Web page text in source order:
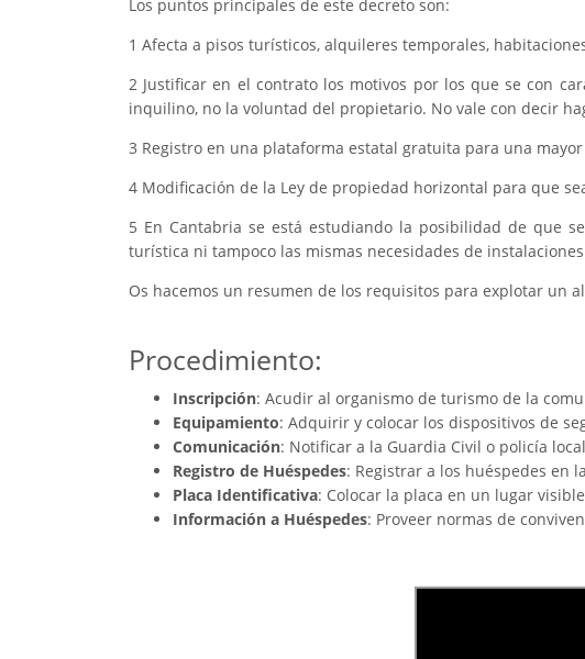
Los puntos principales de este decreto son:
1 Afecta a pisos turísticos, alquileres temporales,
2 Justificar en el contrato los motivos por los que se con
inquilino, no la voluntad del propietario. No vale con decir
3 Registro en una plataforma estatal gratuita para una
4 Modificación de la Ley de propiedad horizontal para que
5 En Cantabria se está estudiando la posibilidad de que
turística ni tampoco las mismas necesidades de
Os hacemos un resumen de los requisitos para explotar un
Procedimiento:
Inscripción: Acudir al organismo de turismo de la
Equipamiento: Adquirir y colocar los dispositivos de
Comunicación: Notificar a la Guardia Civil o policía
Registro de Huéspedes: Registrar a los huéspedes en
Placa Identificativa: Colocar la placa en un lugar
Información a Huéspedes: Proveer normas de